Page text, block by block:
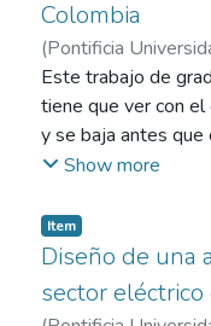
de contener varios
Esta investigación
para la
Se usará la librería
Como este tipo de
rendimiento más
imágenes.
Colombia
(Pontificia
Este trabajo de
tiene que ver con
y se baja antes que
saber dónde inició
El objetivo de este
de técnicas de
viaje. Se
programación
Show more
Item
Diseño de una
sector